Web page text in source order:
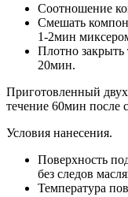
Соотношение
Смешать
1-2мин
Плотно закрыть
20мин.
Приготовленный
течение 60мин после
Условия нанесения.
Поверхность
без следов
Температура